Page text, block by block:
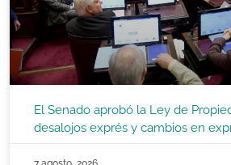
El Senado aprobó la Ley de
desalojos exprés y cambios en